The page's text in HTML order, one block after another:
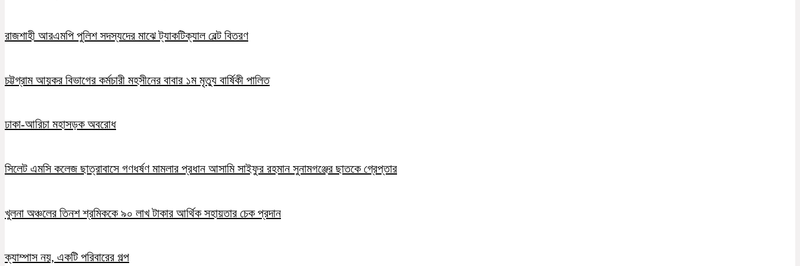
রাজশাহী আরএমপি পুলিশ সদস্যদের মাঝে ট্যাকটিক্যাল বেল্ট বিতরণ
চট্টগ্রাম আয়কর বিভাগের কর্মচারী মহসীনের বাবার ১ম মৃত্যু বার্ষিকী পালিত
ঢাকা-আরিচা মহাসড়ক অবরোধ
সিলেট এমসি কলেজ ছাত্রাবাসে গণধর্ষণ মামলার প্রধান আসামি সাইফুর রহমান সুনামগঞ্জের ছাতকে গ্রেপ্তার
খুলনা অঞ্চলের তিনশ শ্রমিককে ৯০ লাখ টাকার আর্থিক সহায়তার চেক প্রদান
ক্যাম্পাস নয়, একটি পরিবারের গল্প